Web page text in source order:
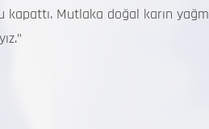
Mutlaka doğal karın